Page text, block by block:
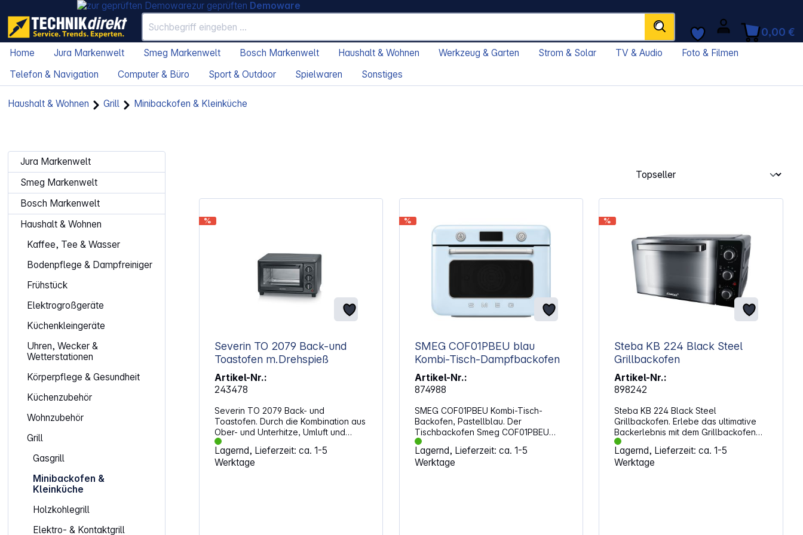
zur geprüften Demoware
0,00 €
Home Jura Markenwelt Smeg Markenwelt Bosch Markenwelt Haushalt & Wohnen Werkzeug & Garten Strom & Solar TV & Audio
Foto & Filmen
Telefon & Navigation
Computer & Büro Sport & Outdoor Spielwaren Sonstiges
Haushalt & Wohnen Grill Minibackofen & Kleinküche
Jura Markenwelt
Smeg Markenwelt
Bosch Markenwelt
Haushalt & Wohnen
Kaffee, Tee & Wasser
Bodenpflege & Dampfreiniger
Frühstück
Elektrogroßgeräte
Küchenkleingeräte
Uhren, Wecker &
Wetterstationen
Körperpflege & Gesundheit
Küchenzubehör
Wohnzubehör
Grill
Gasgrill
Minibackofen &
Kleinküche
Holzkohlegrill
Elektro- & Kontaktgrill
%
Severin TO 2079 Back-und
Toastofen m.Drehspieß
Artikel-Nr.:
243478
Severin TO 2079 Back- und
Toastofen. Durch die Kombination aus
Ober- und Unterhitze, Umluft und
Zubehör lassen sich sowohl kleine
Snacks als auch komplette
Mahlzeiten umsetzen. Die
Lagernd, Lieferzeit: ca. 1-5
Werktage
%
SMEG COF01PBEU blau
Kombi-Tisch-Dampfbackofen
Artikel-Nr.:
874988
SMEG COF01PBEU Kombi-Tisch-
Backofen, Pastellblau. Der
Tischbackofen Smeg COF01PBEU
verbindet die Ästhetik der 50er Jahre
mit innovativer Technologie und ist
nicht nur ein elegantes Gerät mit
Lagernd, Lieferzeit: ca. 1-5
Werktage
%
Steba KB 224 Black Steel
Grillbackofen
Artikel-Nr.:
898242
Steba KB 224 Black Steel
Grillbackofen. Erlebe das ultimative
Backerlebnis mit dem Grillbackofen
KB 224 Black Steel. Dieser praktische
Grillbackofen mit verspiegelter
Doppel-Glastür vereint stilvolles
Lagernd, Lieferzeit: ca. 1-5
Werktage